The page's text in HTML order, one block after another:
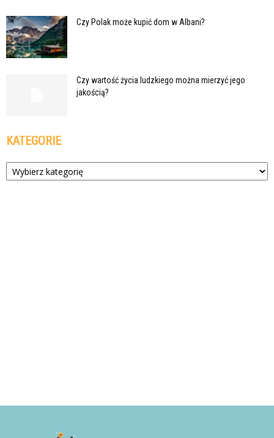
Czy Polak może kupić dom w Albani?
Czy wartość życia ludzkiego można mierzyć jego
jakością?
KATEGORIE
Kategorie